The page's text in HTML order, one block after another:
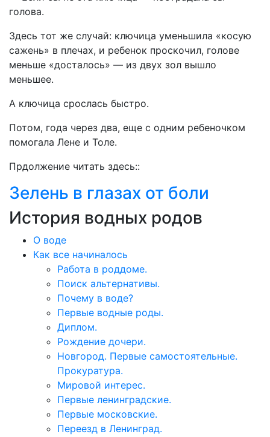
голова.
Здесь тот же случай: ключица уменьшила «косую
сажень» в плечах, и ребенок проскочил, голове
меньше «досталось» — из двух зол вышло
меньшее.
А ключица срослась быстро.
Потом, года через два, еще с одним ребеночком
помогала Лене и Толе.
Прдолжение читать здесь::
Зелень в глазах от боли
История водных родов
О воде
Как все начиналось
Работа в роддоме.
Поиск альтернативы.
Почему в воде?
Первые водные роды.
Диплом.
Рождение дочери.
Новгород. Первые самостоятельные.
Прокуратура.
Мировой интерес.
Первые ленинградские.
Первые московские.
Переезд в Ленинград.